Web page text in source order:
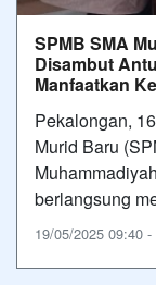
SPMB SMA
Disambut
Manfaatkan
Pekalongan,
Murid Baru
berlangsung
19/05/2025 09:40